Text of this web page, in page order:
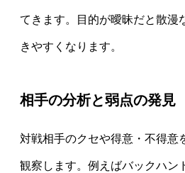
てきます。目的が曖昧だと散漫
きやすくなります。
相手の分析と弱点の発見
対戦相手のクセや得意・不得意
観察します。例えばバックハン